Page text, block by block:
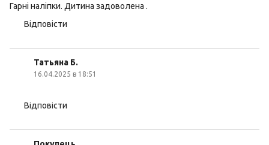
Гарні наліпки. Дитина задоволена .
Відповісти
Татьяна Б.
16.04.2025 в 18:51
Відповісти